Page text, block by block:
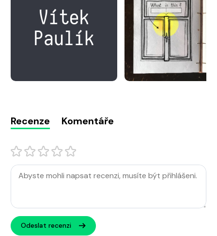
Recenze Komentáře
Odeslat recenzi